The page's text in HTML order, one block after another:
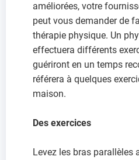
améliorées, votre
peut vous demander de
thérapie physique. Un
effectuera différents
guériront en un temps
référera à quelques
maison.
Des exercices
Levez les bras parallèles